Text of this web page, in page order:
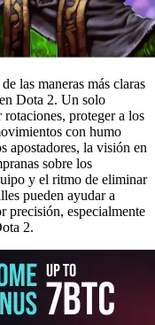
las maneras más claras
Dota 2. Un solo
proteger a los
con humo
apostadores, la visión en
sobre los
y el ritmo de eliminar
pueden ayudar a
precisión, especialmente
2.